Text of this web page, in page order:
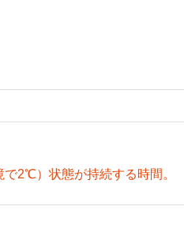
2℃）状態が持続する時間。